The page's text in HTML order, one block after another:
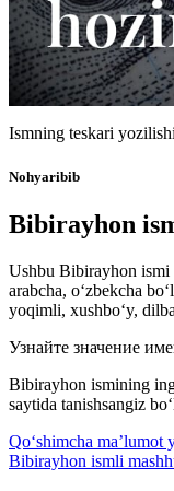
Ismning teskari yozilishi
Nohyaribib
Bibirayhon
Ushbu Bibirayhon ismi
arabcha, o‘zbekcha
yoqimli, xushbo‘y,
Узнайте значение
Bibirayhon ismining
saytida tanishsangiz
Qo‘shimcha ma’lumot
Bibirayhon ismli